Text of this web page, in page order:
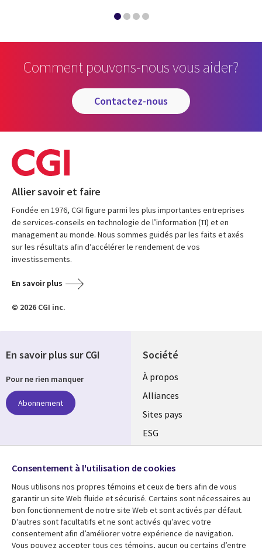
Comment pouvons-nous vous aider?
contactez-nous
Allier savoir et faire
Fondée en 1976, CGI figure parmi les plus importantes entreprises
de services-conseils en technologie de l’information (TI) et en
management au monde. Nous sommes guidés par les faits et axés
sur les résultats afin d’accélérer le rendement de vos
investissements.
En savoir plus
© 2026 CGI inc.
Société
À propos
Alliances
Sites pays
ESG
Fusions
Salle de presse
Ressources Support
En savoir plus sur CGI
Pour ne rien manquer
Abonnement
Suivez-nous
Social
Media
Global
FR
Consentement à l'utilisation de cookies
Nous utilisons nos propres témoins et ceux de tiers afin de vous
garantir un site Web fluide et sécurisé. Certains sont nécessaires au
bon fonctionnement de notre site Web et sont activés par défaut.
D’autres sont facultatifs et ne sont activés qu’avec votre
consentement afin d’améliorer votre expérience de navigation.
Vous pouvez accepter tous ces témoins, aucun ou certains d’entre